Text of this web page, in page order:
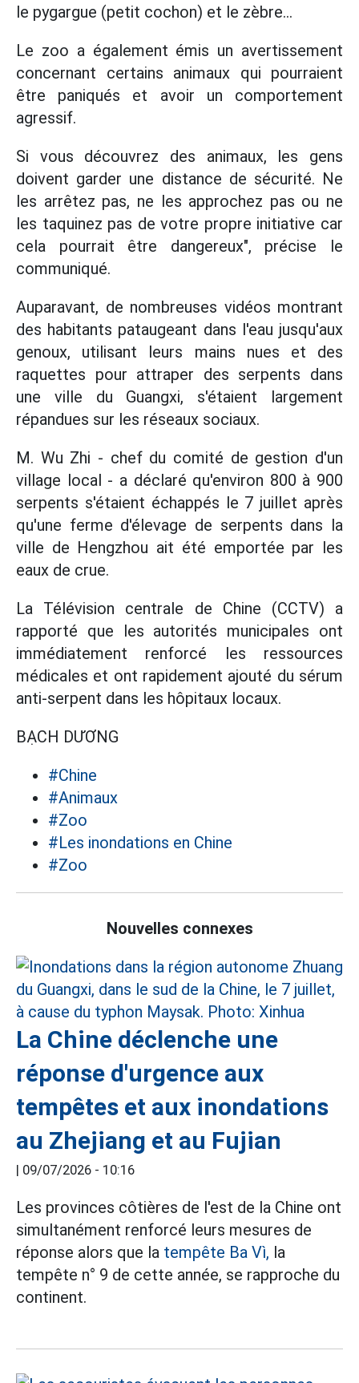
le pygargue (petit cochon) et le zèbre...
Le zoo a également émis un avertissement
concernant certains animaux qui pourraient
être paniqués et avoir un comportement
agressif.
Si vous découvrez des animaux, les gens
doivent garder une distance de sécurité. Ne
les arrêtez pas, ne les approchez pas ou ne
les taquinez pas de votre propre initiative car
cela pourrait être dangereux", précise le
communiqué.
Auparavant, de nombreuses vidéos montrant
des habitants pataugeant dans l'eau jusqu'aux
genoux, utilisant leurs mains nues et des
raquettes pour attraper des serpents dans
une ville du Guangxi, s'étaient largement
répandues sur les réseaux sociaux.
M. Wu Zhi - chef du comité de gestion d'un
village local - a déclaré qu'environ 800 à 900
serpents s'étaient échappés le 7 juillet après
qu'une ferme d'élevage de serpents dans la
ville de Hengzhou ait été emportée par les
eaux de crue.
La Télévision centrale de Chine (CCTV) a
rapporté que les autorités municipales ont
immédiatement renforcé les ressources
médicales et ont rapidement ajouté du sérum
anti-serpent dans les hôpitaux locaux.
BẠCH DƯƠNG
#Chine
#Animaux
#Zoo
#Les inondations en Chine
#Zoo
Nouvelles connexes
La Chine déclenche une
réponse d'urgence aux
tempêtes et aux inondations
au Zhejiang et au Fujian
| 09/07/2026 - 10:16
Les provinces côtières de l'est de la Chine ont
simultanément renforcé leurs mesures de
réponse alors que la tempête Ba Vì, la
tempête n° 9 de cette année, se rapproche du
continent.